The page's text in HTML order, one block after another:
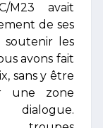
M23 avait
de ses
soutenir les
avons fait
sans y être
une zone